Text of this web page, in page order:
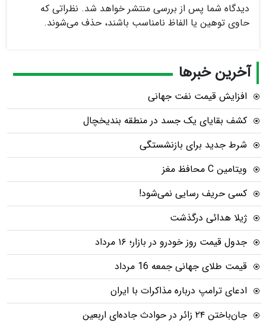
دیدگاه شما پس از بررسی منتشر خواهد شد. نظراتی که
حاوی توهین یا الفاظ نامناسب باشند، حذف می‌شوند.
آخرین خبرها
افزایش قیمت نفت جهانی
کشف بقایای یک جسد در منطقه بندیخچال
شرط جدید برای بازنشستگی
ویتامین C محافظ مغز
کسی حریف رسایی نمی‌شود!
ژیلا هدائی درگذشت
جدول قیمت روز خودرو در بازار؛ ۱۶ مرداد
قیمت طلای جهانی جمعه 16 مرداد
ادعای ترامپ درباره مذاکرات با ایران
جان‌باختن ۲۴ زائر در حوادث جاده‌ای اربعین